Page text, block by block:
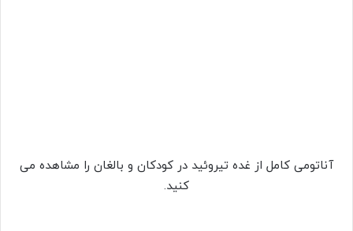
آناتومی کامل از غده تیروئید در کودکان و بالغان را مشاهده می
کنید.